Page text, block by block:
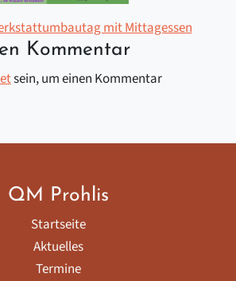
mit Mittagessen
Kommentar
sein, um einen Kommentar
QM Prohlis
Startseite
Aktuelles
Termine